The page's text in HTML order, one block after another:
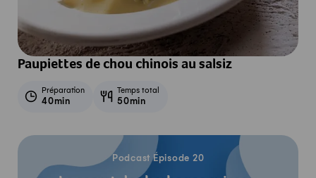
Paupiettes de chou chinois au salsiz
Préparation
40min
Temps total
50min
Podcast Épisode 20
Écouter le podcast